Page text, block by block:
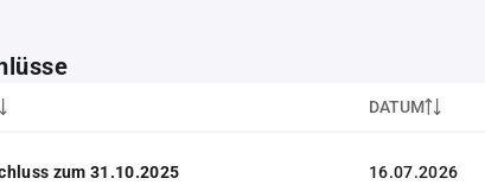
DATUM
zum 31.10.2025 16.07.2026